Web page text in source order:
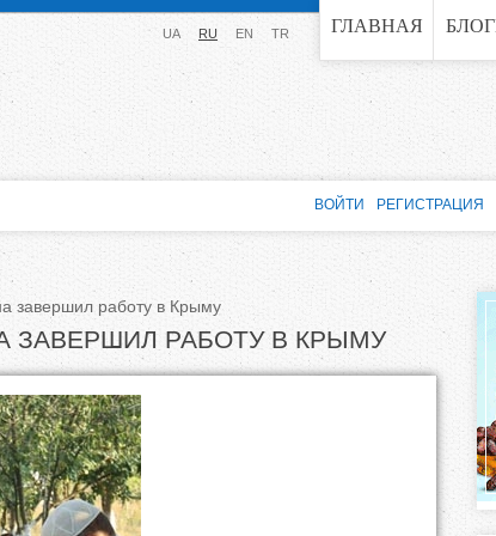
Jump to navigation ГЛАВНАЯ
UA RU EN TR
завершил работу в Крыму
ЗАВЕРШИЛ РАБОТУ В КРЫМУ
ВОЙТИ РЕГИСТРАЦИЯ